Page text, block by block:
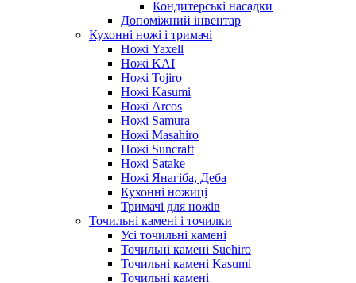
Кондитерські насадки
Допоміжний інвентар
Кухонні ножі і тримачі
Ножі Yaxell
Ножі KAI
Ножі Tojiro
Ножі Kasumi
Ножі Arcos
Ножі Samura
Ножі Masahiro
Ножі Suncraft
Ножі Satake
Ножі Янагіба, Деба
Кухонні ножиці
Тримачі для ножів
Точильні камені і точилки
Усі точильні камені
Точильні камені Suehiro
Точильні камені Kasumi
Точильні камені